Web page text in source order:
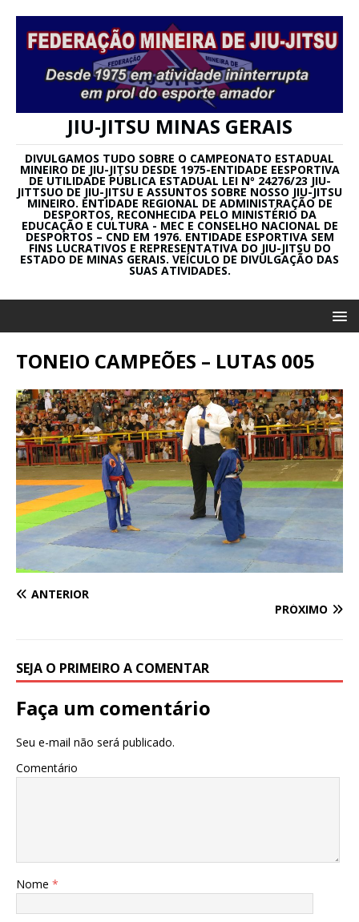
JIU-JITSU MINAS GERAIS
DIVULGAMOS TUDO SOBRE O CAMPEONATO ESTADUAL
MINEIRO DE JIU-JITSU DESDE 1975-ENTIDADE EESPORTIVA
DE UTILIDADE PÚBLICA ESTADUAL LEI Nº 24276/23 JIU-
JITTSUO DE JIU-JITSU E ASSUNTOS SOBRE NOSSO JIU-JITSU
MINEIRO. ENTIDADE REGIONAL DE ADMINISTRAÇÃO DE
DESPORTOS, RECONHECIDA PELO MINISTÉRIO DA
EDUCAÇÃO E CULTURA - MEC E CONSELHO NACIONAL DE
DESPORTOS – CND EM 1976. ENTIDADE ESPORTIVA SEM
FINS LUCRATIVOS E REPRESENTATIVA DO JIU-JITSU DO
ESTADO DE MINAS GERAIS. VEÍCULO DE DIVULGAÇÃO DAS
SUAS ATIVIDADES.
TONEIO CAMPEÕES – LUTAS 005
ANTERIOR
PRÓXIMO
SEJA O PRIMEIRO A COMENTAR
Faça um comentário
Seu e-mail não será publicado.
Comentário
Nome *